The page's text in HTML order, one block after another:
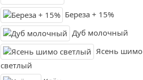
Береза + 15%
Дуб молочный
Ясень шимо
светлый